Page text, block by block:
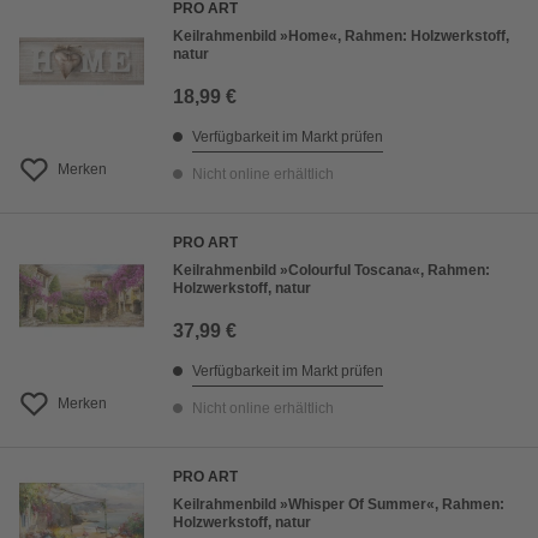
Merken
PRO ART
Keilrahmenbild »Home«, Rahmen: Holzwerkstoff,
natur
18,99 €
Verfügbarkeit im Markt prüfen
Nicht online erhältlich
Merken
PRO ART
Keilrahmenbild »Colourful Toscana«, Rahmen:
Holzwerkstoff, natur
37,99 €
Verfügbarkeit im Markt prüfen
Nicht online erhältlich
PRO ART
Keilrahmenbild »Whisper Of Summer«, Rahmen:
Holzwerkstoff, natur